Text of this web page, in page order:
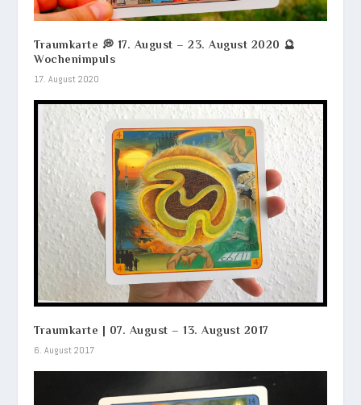
Traumkarte 💭 17. August – 23. August 2020 🔮
Wochenimpuls
17. August 2020
Traumkarte | 07. August – 13. August 2017
6. August 2017